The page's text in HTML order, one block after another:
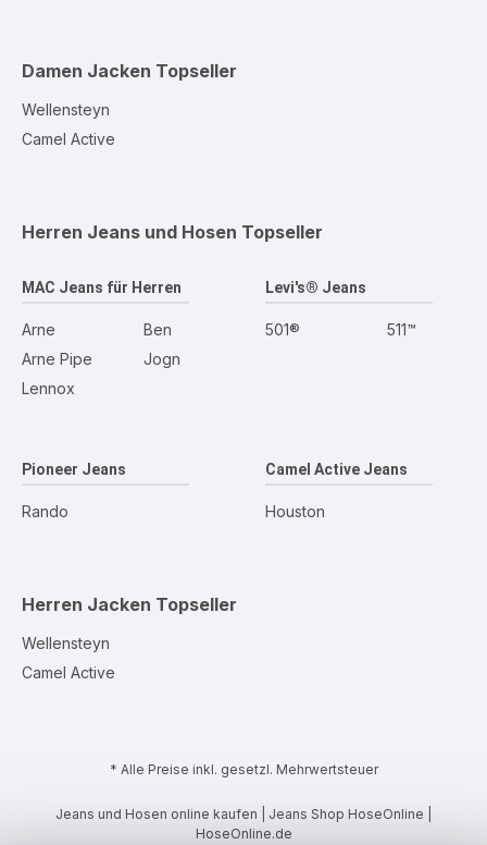
Damen Jacken Topseller
Wellensteyn
Camel Active
Herren Jeans und Hosen Topseller
MAC Jeans für Herren
Arne
Arne Pipe
Lennox
Ben
Jogn
Levi's® Jeans
501® 511™
Pioneer Jeans
Rando
Camel Active Jeans
Houston
Herren Jacken Topseller
Wellensteyn
Camel Active
* Alle Preise inkl. gesetzl. Mehrwertsteuer
Jeans und Hosen online kaufen | Jeans Shop HoseOnline |
HoseOnline.de